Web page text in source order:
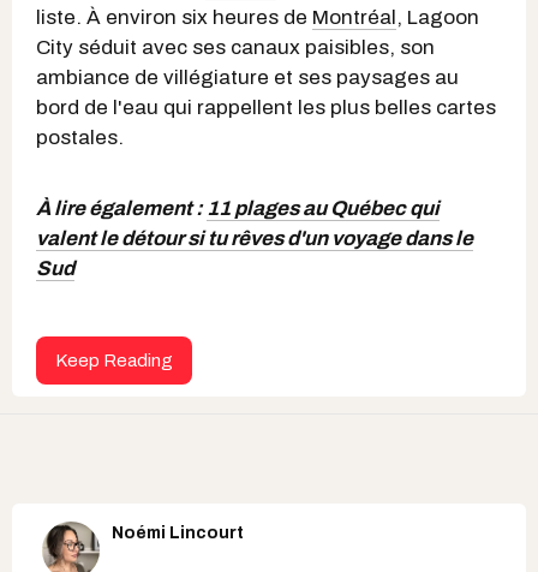
liste. À environ six heures de Montréal, Lagoon
City séduit avec ses canaux paisibles, son
ambiance de villégiature et ses paysages au
bord de l'eau qui rappellent les plus belles cartes
postales.
À lire également :11 plages au Québec qui
valent le détour si tu rêves d'un voyage dans le
Sud
Keep Reading
Noémi Lincourt